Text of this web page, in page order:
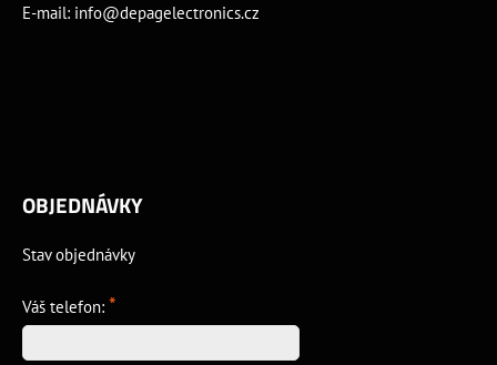
E-mail: info@depagelectronics.cz
OBJEDNÁVKY
Stav objednávky
Váš telefon: *